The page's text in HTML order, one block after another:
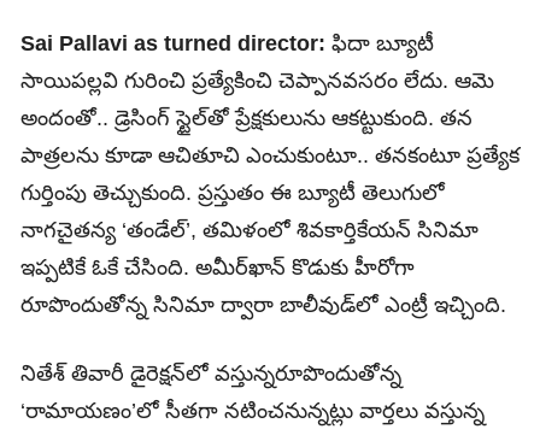
Sai Pallavi as turned director: ఫిదా బ్యూటీ
సాయిపల్లవి గురించి ప్రత్యేకించి చెప్పానవసరం లేదు. ఆమె
అందంతో.. డ్రెసింగ్‌ స్టైల్‌తో ప్రేక్షకులును ఆకట్టుకుంది. తన
పాత్రలను కూడా ఆచితూచి ఎంచుకుంటూ.. తనకంటూ ప్రత్యేక
గుర్తింపు తెచ్చుకుంది. ప్రస్తుతం ఈ బ్యూటీ తెలుగులో
నాగచైతన్య ‘తండేల్‌’, తమిళంలో శివకార్తికేయన్‌ సినిమా
ఇప్పటికే ఓకే చేసింది. అమీర్‌ఖాన్‌ కొడుకు హీరోగా
రూపొందుతోన్న సినిమా ద్వారా బాలీవుడ్‌లో ఎంట్రీ ఇచ్చింది.
నితేశ్‌ తివారీ డైరెక్షన్‌లో వస్తున్నరూపొందుతోన్న
‘రామాయణం’లో సీతగా నటించనున్నట్లు వార్తలు వస్తున్న